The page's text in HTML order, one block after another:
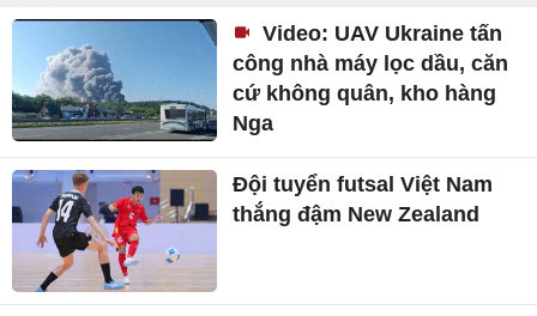
Video: UAV Ukraine tấn
công nhà máy lọc dầu, căn
cứ không quân, kho hàng
Nga
Đội tuyển futsal Việt Nam
thắng đậm New Zealand